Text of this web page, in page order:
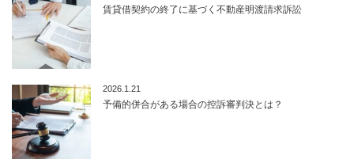
賃貸借契約の終了に基づく不動産明渡請求訴訟
2026.1.21
予備的併合がある場合の控訴審判決とは？